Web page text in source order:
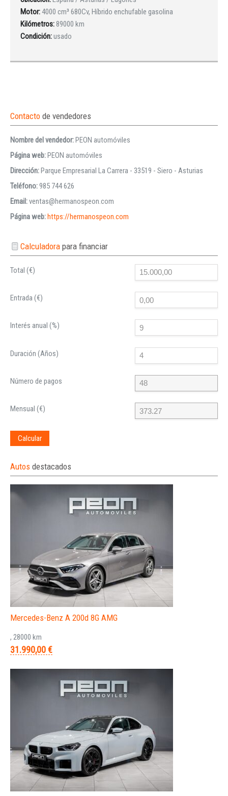
Motor:4000 cm³ 680Cv, Híbrido enchufable gasolina
Kilómetros: 89000 km
Condición:usado
Contacto de vendedores
Nombre del vendedor:PEON automóviles
Página web:PEON automóviles
Dirección:Parque Empresarial La Carrera - 33519 - Siero - Asturias
Teléfono:985 744 626
Email:ventas@hermanospeon.com
Página web:https://hermanospeon.com
Calculadorapara financiar
Total (€)
Entrada (€)
Interés anual (%)
Duración (Años)
Número de pagos
Mensual (€)
Calcular
Autos destacados
Mercedes-Benz A 200d 8G AMG
, 28000 km
31.990,00 €